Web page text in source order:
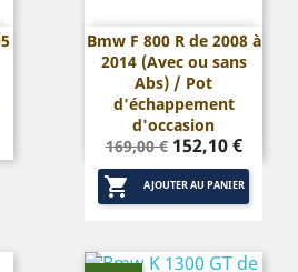
Bmw F 800 R de 2008 à
2014 (Avec ou sans
Abs) / Pot
d'échappement
d'occasion
Prix
de
base
169,00 € Prix
152,10 €
 AJOUTER AU PANIER